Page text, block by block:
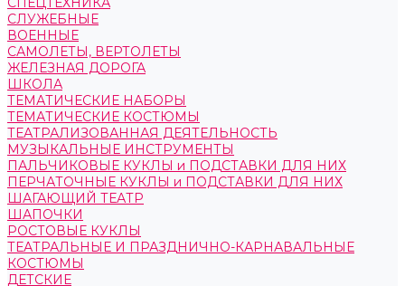
СЛУЖЕБНЫЕ
ВОЕННЫЕ
САМОЛЕТЫ, ВЕРТОЛЕТЫ
ЖЕЛЕЗНАЯ ДОРОГА
ШКОЛА
ТЕМАТИЧЕСКИЕ НАБОРЫ
ТЕМАТИЧЕСКИЕ КОСТЮМЫ
ТЕАТРАЛИЗОВАННАЯ ДЕЯТЕЛЬНОСТЬ
МУЗЫКАЛЬНЫЕ ИНСТРУМЕНТЫ
ПАЛЬЧИКОВЫЕ КУКЛЫ и ПОДСТАВКИ ДЛЯ НИХ
ПЕРЧАТОЧНЫЕ КУКЛЫ и ПОДСТАВКИ ДЛЯ НИХ
ШАГАЮЩИЙ ТЕАТР
ШАПОЧКИ
РОСТОВЫЕ КУКЛЫ
ТЕАТРАЛЬНЫЕ И ПРАЗДНИЧНО-КАРНАВАЛЬНЫЕ
КОСТЮМЫ
ДЕТСКИЕ